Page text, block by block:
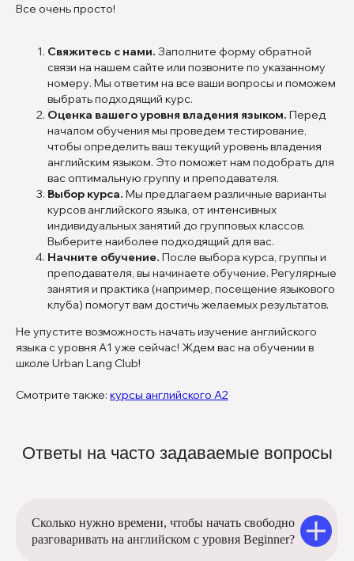
Все очень просто!
Свяжитесь с нами. Заполните форму обратной
связи на нашем сайте или позвоните по указанному
номеру. Мы ответим на все ваши вопросы и поможем
выбрать подходящий курс.
Оценка вашего уровня владения языком. Перед
началом обучения мы проведем тестирование,
чтобы определить ваш текущий уровень владения
английским языком. Это поможет нам подобрать для
вас оптимальную группу и преподавателя.
Выбор курса. Мы предлагаем различные варианты
курсов английского языка, от интенсивных
индивидуальных занятий до групповых классов.
Выберите наиболее подходящий для вас.
Начните обучение. После выбора курса, группы и
преподавателя, вы начинаете обучение. Регулярные
занятия и практика (например, посещение языкового
клуба) помогут вам достичь желаемых результатов.
Не упустите возможность начать изучение английского
языка с уровня А1 уже сейчас! Ждем вас на обучении в
школе Urban Lang Club!
Cмотрите также: курсы английского А2
Ответы на часто задаваемые вопросы
Сколько нужно времени, чтобы начать свободно
разговаривать на английском с уровня Beginner?